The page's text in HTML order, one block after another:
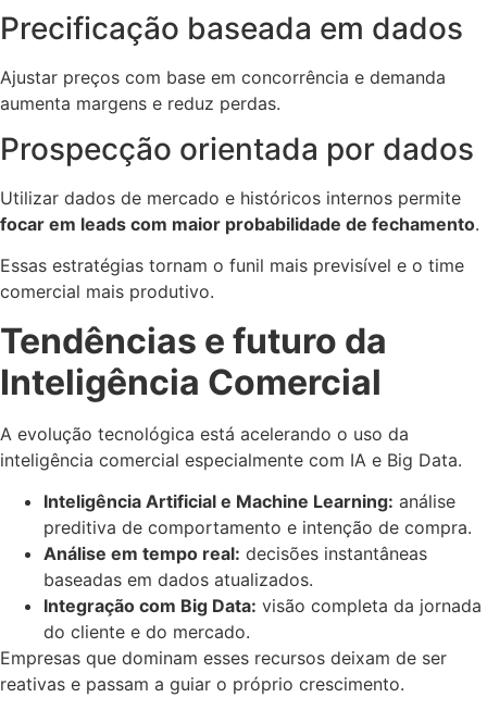
Precificação baseada em dados
Ajustar preços com base em concorrência e demanda
aumenta margens e reduz perdas.
Prospecção orientada por dados
Utilizar dados de mercado e históricos internos permite
focar em leads com maior probabilidade de fechamento.
Essas estratégias tornam o funil mais previsível e o time
comercial mais produtivo.
Tendências e futuro da
Inteligência Comercial
A evolução tecnológica está acelerando o uso da
inteligência comercial especialmente com IA e Big Data.
Inteligência Artificial e Machine Learning: análise
preditiva de comportamento e intenção de compra.
Análise em tempo real: decisões instantâneas
baseadas em dados atualizados.
Integração com Big Data: visão completa da jornada
do cliente e do mercado.
Empresas que dominam esses recursos deixam de ser
reativas e passam a guiar o próprio crescimento.